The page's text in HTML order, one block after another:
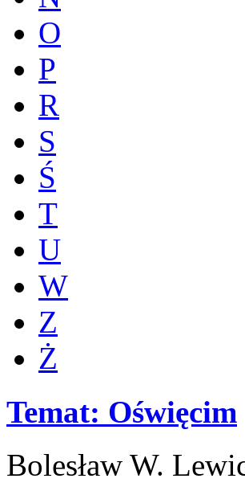
O
P
R
S
Ś
T
U
W
Z
Ż
Temat: Oświęcim
Bolesław W.